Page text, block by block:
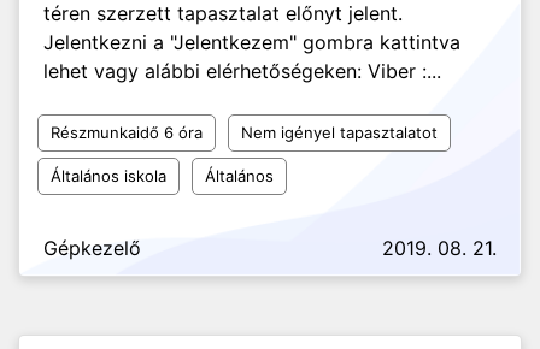
téren szerzett tapasztalat előnyt jelent.
Jelentkezni a "Jelentkezem" gombra kattintva
lehet vagy alábbi elérhetőségeken: Viber :...
Részmunkaidő 6 óra Nem igényel tapasztalatot
Általános iskola Általános
Gépkezelő 2019. 08. 21.